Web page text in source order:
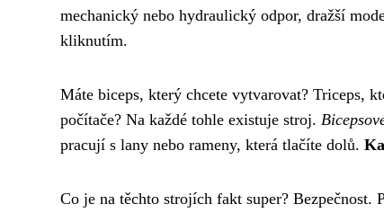
mechanický nebo hydraulický odpor, dražší
kliknutím.
Máte biceps, který chcete vytvarovat? Triceps,
počítače? Na každé tohle existuje stroj.
pracují s lany nebo rameny, která tlačíte dolů.
Co je na těchto strojích fakt super?